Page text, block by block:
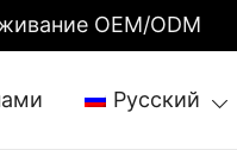
OEM/ODM
Русский